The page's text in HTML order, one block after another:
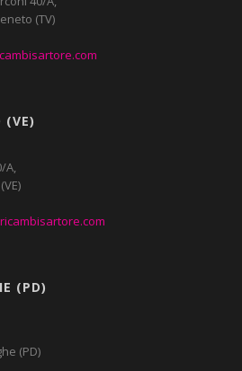
(TV)
(VE)
A,
(PD)
(PD)